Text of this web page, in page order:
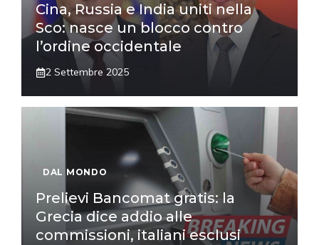
Cina, Russia e India uniti nella
Sco: nasce un blocco contro
l’ordine occidentale
2 Settembre 2025
DAL MONDO
Prelievi Bancomat gratis: la
Grecia dice addio alle
commissioni, italiani esclusi